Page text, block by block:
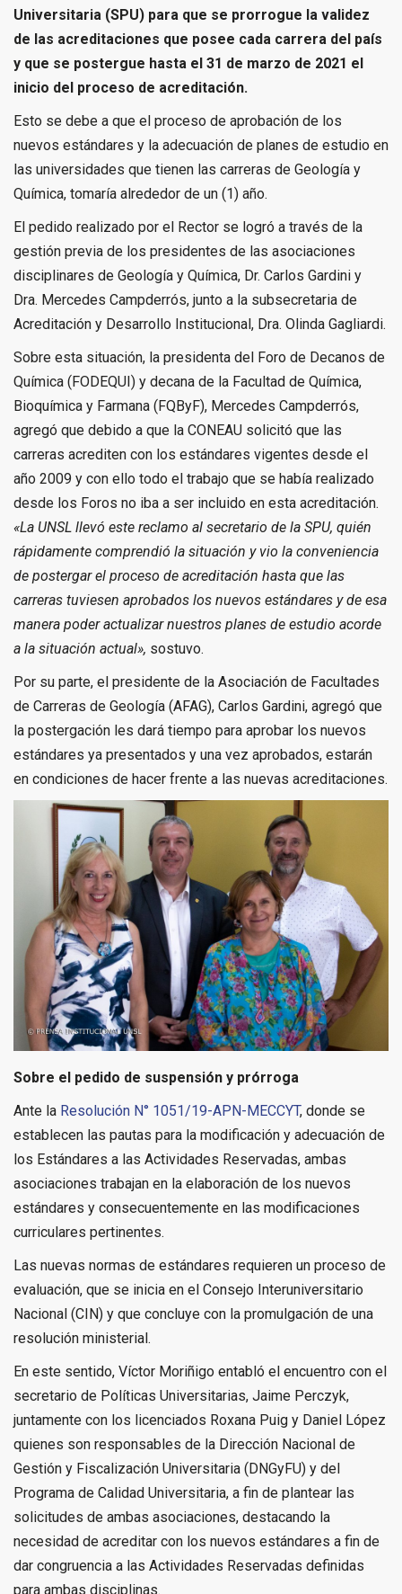
Universitaria (SPU) para que se prorrogue la validez
de las acreditaciones que posee cada carrera del país
y que se postergue hasta el 31 de marzo de 2021 el
inicio del proceso de acreditación.
Esto se debe a que el proceso de aprobación de los
nuevos estándares y la adecuación de planes de estudio en
las universidades que tienen las carreras de Geología y
Química, tomaría alrededor de un (1) año.
El pedido realizado por el Rector se logró a través de la
gestión previa de los presidentes de las asociaciones
disciplinares de Geología y Química, Dr. Carlos Gardini y
Dra. Mercedes Campderrós, junto a la subsecretaria de
Acreditación y Desarrollo Institucional, Dra. Olinda Gagliardi.
Sobre esta situación, la presidenta del Foro de Decanos de
Química (FODEQUI) y decana de la Facultad de Química,
Bioquímica y Farmana (FQByF), Mercedes Campderrós,
agregó que debido a que la CONEAU solicitó que las
carreras acrediten con los estándares vigentes desde el
año 2009 y con ello todo el trabajo que se había realizado
desde los Foros no iba a ser incluido en esta acreditación.
«La UNSL llevó este reclamo al secretario de la SPU, quién
rápidamente comprendió la situación y vio la conveniencia
de postergar el proceso de acreditación hasta que las
carreras tuviesen aprobados los nuevos estándares y de esa
manera poder actualizar nuestros planes de estudio acorde
a la situación actual», sostuvo.
Por su parte, el presidente de la Asociación de Facultades
de Carreras de Geología (AFAG), Carlos Gardini, agregó que
la postergación les dará tiempo para aprobar los nuevos
estándares ya presentados y una vez aprobados, estarán
en condiciones de hacer frente a las nuevas acreditaciones.
Sobre el pedido de suspensión y prórroga
Ante la Resolución N° 1051/19-APN-MECCYT, donde se
establecen las pautas para la modificación y adecuación de
los Estándares a las Actividades Reservadas, ambas
asociaciones trabajan en la elaboración de los nuevos
estándares y consecuentemente en las modificaciones
curriculares pertinentes.
Las nuevas normas de estándares requieren un proceso de
evaluación, que se inicia en el Consejo Interuniversitario
Nacional (CIN) y que concluye con la promulgación de una
resolución ministerial.
En este sentido, Víctor Moriñigo entabló el encuentro con el
secretario de Políticas Universitarias, Jaime Perczyk,
juntamente con los licenciados Roxana Puig y Daniel López
quienes son responsables de la Dirección Nacional de
Gestión y Fiscalización Universitaria (DNGyFU) y del
Programa de Calidad Universitaria, a fin de plantear las
solicitudes de ambas asociaciones, destacando la
necesidad de acreditar con los nuevos estándares a fin de
dar congruencia a las Actividades Reservadas definidas
para ambas disciplinas.